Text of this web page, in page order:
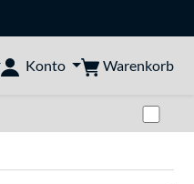
Konto Warenkorb